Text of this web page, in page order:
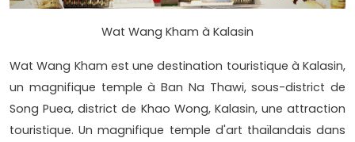
Wat Wang Kham à Kalasin
Wat Wang Kham est une destination touristique à Kalasin,
un magnifique temple à Ban Na Thawi, sous-district de
Song Puea, district de Khao Wong, Kalasin, une attraction
touristique. Un magnifique temple d'art thaïlandais dans